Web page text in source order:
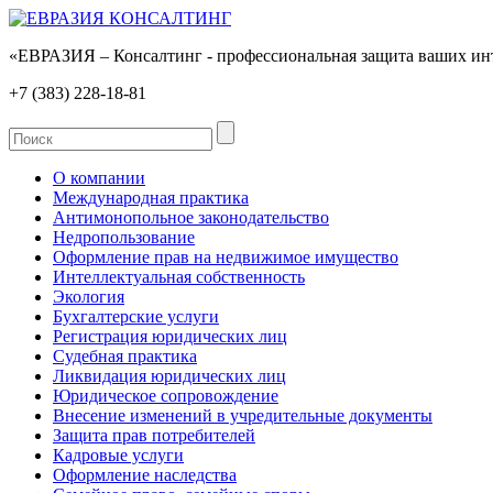
«ЕВРАЗИЯ – Консалтинг - профессиональная защита ваших
+7 (383) 228-18-81
О компании
Международная практика
Антимонопольное законодательство
Недропользование
Оформление прав на недвижимое имущество
Интеллектуальная собственность
Экология
Бухгалтерские услуги
Регистрация юридических лиц
Судебная практика
Ликвидация юридических лиц
Юридическое сопровождение
Внесение изменений в учредительные документы
Защита прав потребителей
Кадровые услуги
Оформление наследства